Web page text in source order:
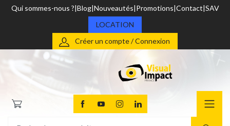
Qui sommes-nous ? Blog Nouveautés Promotions Contact SAV
LOCATION
Créer un compte / Connexion